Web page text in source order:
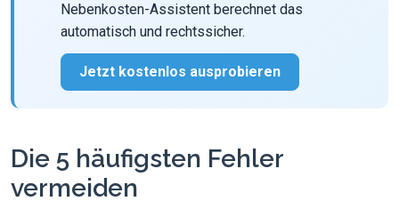
Nebenkosten-Assistent berechnet das
automatisch und rechtssicher.
Jetzt kostenlos ausprobieren
Die 5 häufigsten Fehler
vermeiden